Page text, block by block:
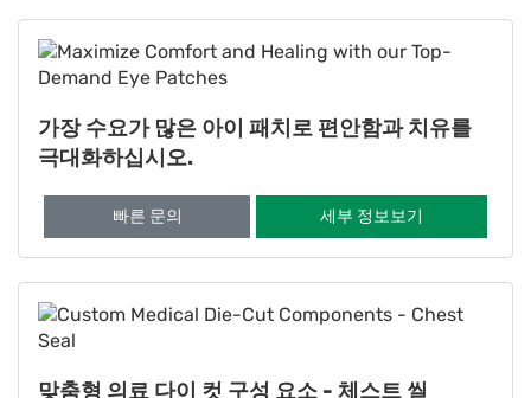
가장 수요가 많은 아이 패치로 편안함과 치유를
극대화하십시오.
빠른 문의 세부 정보보기
맞춤형 의료 다이 컷 구성 요소 - 체스트 씰